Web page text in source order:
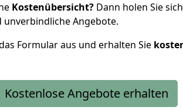
Kostenübersicht? Dann holen Sie
unverbindliche Angebote.
Formular aus und erhalten Sie
Kostenlose Angebote erhalten